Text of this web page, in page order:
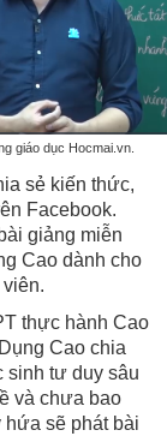
giáo dục Hocmai.vn.
sẻ kiến thức,
Facebook.
giảng miễn
Cao dành cho
thực hành Cao
Cao chia
sinh tư duy sâu
và chưa bao
sẽ phát bài